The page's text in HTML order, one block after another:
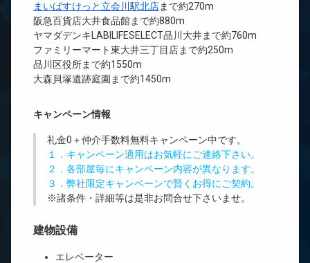
まいばすけっと立会川駅北店まで約270m
阪急百貨店大井食品館まで約880m
ヤマダデンキLABILIFESELECT品川大井まで約760m
ファミリーマート東大井三丁目店まで約250m
品川区役所まで約1550m
大森貝塚遺跡庭園まで約1450m
キャンペーン情報
礼金0 ＋仲介手数料無料キャンペーン中です。
１．キャンペーン適用はお気軽にご連絡下さい。
２．各部屋毎にキャンペーン内容が異なります。
３．弊社限定キャンペーンで賢くお得にご契約。
※諸条件・詳細等は是非お問合せ下さいませ。
建物設備
エレベーター